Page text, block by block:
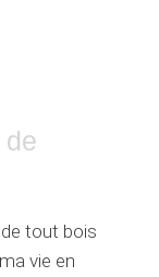
de
tout bois
vie en